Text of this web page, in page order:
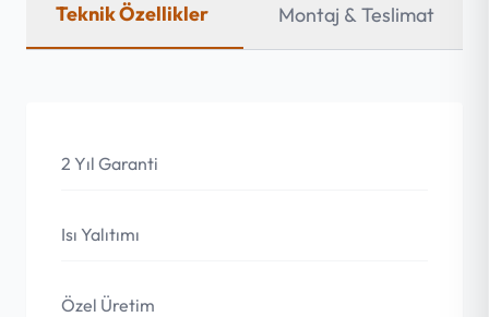
Teknik Özellikler Montaj & Teslimat
2 Yıl Garanti
Isı Yalıtımı
Özel Üretim